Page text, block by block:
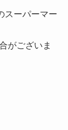
ーパーマー
がございま